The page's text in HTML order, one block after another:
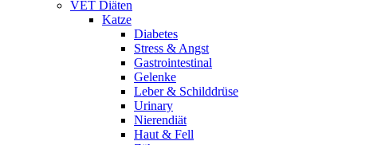
VET Diäten
Katze
Diabetes
Stress & Angst
Gastrointestinal
Gelenke
Leber & Schilddrüse
Urinary
Nierendiät
Haut & Fell